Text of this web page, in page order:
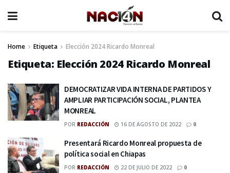
Home Etiqueta Elección 2024 Ricardo Monreal
Etiqueta: Elección 2024 Ricardo Monreal
DEMOCRATIZAR VIDA INTERNA DE PARTIDOS Y
AMPLIAR PARTICIPACIÓN SOCIAL, PLANTEA
MONREAL
POR REDACCIÓN 16 DE AGOSTO DE 2022 0
Presentará Ricardo Monreal propuesta de
política social en Chiapas
POR REDACCIÓN 22 DE JULIO DE 2022 0